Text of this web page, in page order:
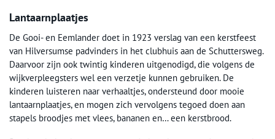
Lantaarnplaatjes
De Gooi- en Eemlander doet in 1923 verslag van een kerstfeest
van Hilversumse padvinders in het clubhuis aan de Schuttersweg.
Daarvoor zijn ook twintig kinderen uitgenodigd, die volgens de
wijkverpleegsters wel een verzetje kunnen gebruiken. De
kinderen luisteren naar verhaaltjes, ondersteund door mooie
lantaarnplaatjes, en mogen zich vervolgens tegoed doen aan
stapels broodjes met vlees, bananen en… een kerstbrood.